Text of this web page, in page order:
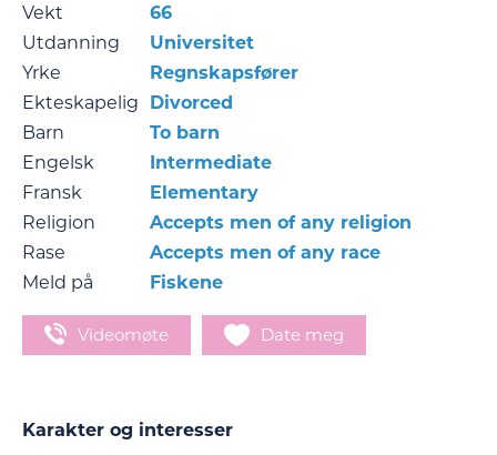
Vekt
66
Utdanning
Universitet
Yrke
Regnskapsfører
Ekteskapelig
Divorced
Barn
To barn
Engelsk
Intermediate
Fransk
Elementary
Religion
Accepts men of any religion
Rase
Accepts men of any race
Meld på
Fiskene
Videomøte Date meg
Karakter og interesser